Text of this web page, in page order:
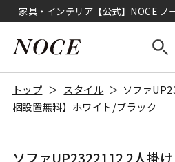
家具・インテリア【公式】NOCE ノ
トップ スタイル
ソファ
梱設置無料】ホワイト/ブラック
ソファUP2322112 2人掛